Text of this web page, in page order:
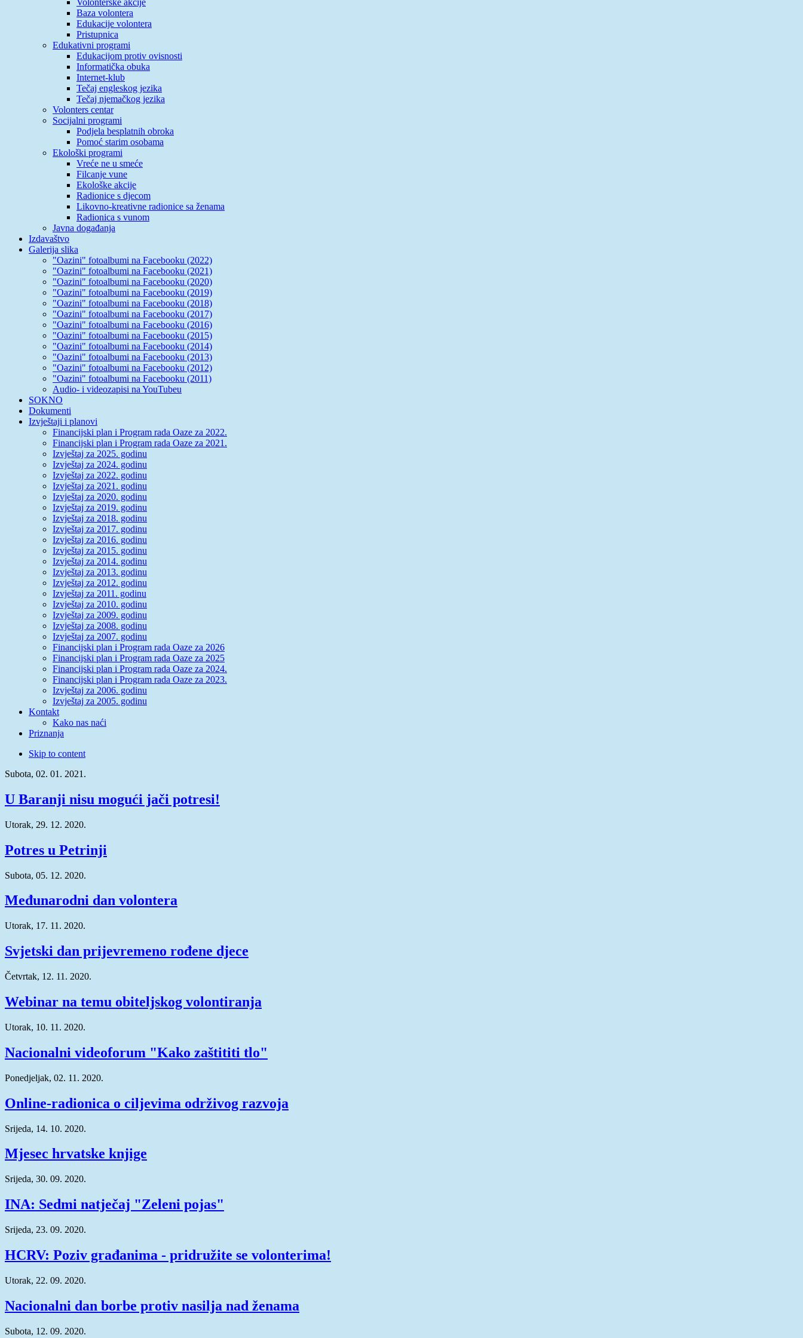
Baza volontera
Edukacije volontera
Pristupnica
Edukativni programi
Edukacijom protiv ovisnosti
Informatička obuka
Internet-klub
Tečaj engleskog jezika
Tečaj njemačkog jezika
Volonters centar
Socijalni programi
Podjela besplatnih obroka
Pomoć starim osobama
Ekološki programi
Vreće ne u smeće
Filcanje vune
Ekološke akcije
Radionice s djecom
Likovno-kreativne radionice sa ženama
Radionica s vunom
Javna događanja
Izdavaštvo
Galerija slika
"Oazini" fotoalbumi na Facebooku (2022)
"Oazini" fotoalbumi na Facebooku (2021)
"Oazini" fotoalbumi na Facebooku (2020)
"Oazini" fotoalbumi na Facebooku (2019)
"Oazini" fotoalbumi na Facebooku (2018)
"Oazini" fotoalbumi na Facebooku (2017)
"Oazini" fotoalbumi na Facebooku (2016)
"Oazini" fotoalbumi na Facebooku (2015)
"Oazini" fotoalbumi na Facebooku (2014)
"Oazini" fotoalbumi na Facebooku (2013)
"Oazini" fotoalbumi na Facebooku (2012)
"Oazini" fotoalbumi na Facebooku (2011)
Audio- i videozapisi na YouTubeu
SOKNO
Dokumenti
Izvještaji i planovi
Financijski plan i Program rada Oaze za 2022.
Financijski plan i Program rada Oaze za 2021.
Izvještaj za 2025. godinu
Izvještaj za 2024. godinu
Izvještaj za 2022. godinu
Izvještaj za 2021. godinu
Izvještaj za 2020. godinu
Izvještaj za 2019. godinu
Izvještaj za 2018. godinu
Izvještaj za 2017. godinu
Izvještaj za 2016. godinu
Izvještaj za 2015. godinu
Izvještaj za 2014. godinu
Izvještaj za 2013. godinu
Izvještaj za 2012. godinu
Izvještaj za 2011. godinu
Izvještaj za 2010. godinu
Izvještaj za 2009. godinu
Izvještaj za 2008. godinu
Izvještaj za 2007. godinu
Financijski plan i Program rada Oaze za 2026
Financijski plan i Program rada Oaze za 2025
Financijski plan i Program rada Oaze za 2024.
Financijski plan i Program rada Oaze za 2023.
Izvještaj za 2006. godinu
Izvještaj za 2005. godinu
Kontakt
Kako nas naći
Priznanja
Skip to content
Subota, 02. 01. 2021.
U Baranji nisu mogući jači potresi!
Utorak, 29. 12. 2020.
Potres u Petrinji
Subota, 05. 12. 2020.
Međunarodni dan volontera
Utorak, 17. 11. 2020.
Svjetski dan prijevremeno rođene djece
Četvrtak, 12. 11. 2020.
Webinar na temu obiteljskog volontiranja
Utorak, 10. 11. 2020.
Nacionalni videoforum "Kako zaštititi tlo"
Ponedjeljak, 02. 11. 2020.
Online-radionica o ciljevima održivog razvoja
Srijeda, 14. 10. 2020.
Mjesec hrvatske knjige
Srijeda, 30. 09. 2020.
INA: Sedmi natječaj "Zeleni pojas"
Srijeda, 23. 09. 2020.
HCRV: Poziv građanima - pridružite se volonterima!
Utorak, 22. 09. 2020.
Nacionalni dan borbe protiv nasilja nad ženama
Subota, 12. 09. 2020.